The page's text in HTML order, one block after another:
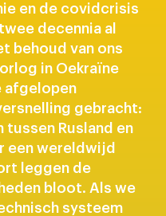
en de covidcrisis
decennia al
behoud van ons
in Oekraïne
afgelopen
gebracht:
tussen Rusland en
een wereldwijd
leggen de
bloot. Als we
systeem